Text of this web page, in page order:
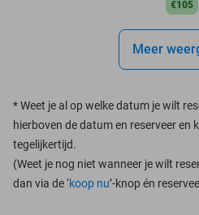
€105
Meer
*Weet je al op welke datum je wilt
hierboven de datum en reserveer en
tegelijkertijd.
(Weet je nog niet wanneer je wilt
dan via de ‘koop nu’-knop én